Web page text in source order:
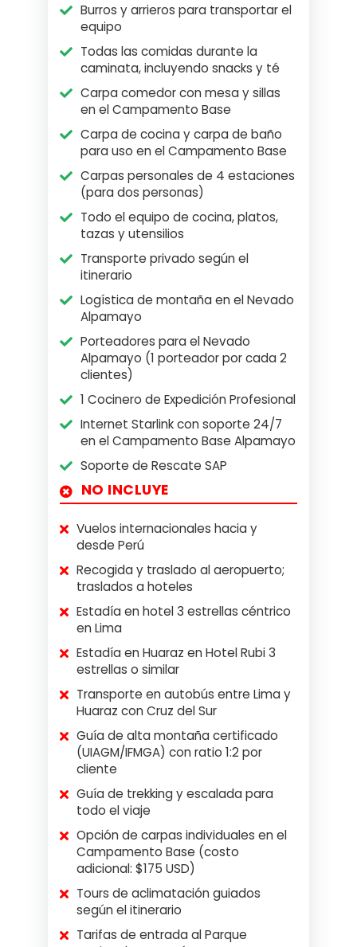
Burros y arrieros para transportar el
equipo
Todas las comidas durante la
caminata, incluyendo snacks y té
Carpa comedor con mesa y sillas
en el Campamento Base
Carpa de cocina y carpa de baño
para uso en el Campamento Base
Carpas personales de 4 estaciones
(para dos personas)
Todo el equipo de cocina, platos,
tazas y utensilios
Transporte privado según el
itinerario
Logística de montaña en el Nevado
Alpamayo
Porteadores para el Nevado
Alpamayo (1 porteador por cada 2
clientes)
1 Cocinero de Expedición Profesional
Internet Starlink con soporte 24/7
en el Campamento Base Alpamayo
Soporte de Rescate SAP
NO INCLUYE
Vuelos internacionales hacia y
desde Perú
Recogida y traslado al aeropuerto;
traslados a hoteles
Estadía en hotel 3 estrellas céntrico
en Lima
Estadía en Huaraz en Hotel Rubi 3
estrellas o similar
Transporte en autobús entre Lima y
Huaraz con Cruz del Sur
Guía de alta montaña certificado
(UIAGM/IFMGA) con ratio 1:2 por
cliente
Guía de trekking y escalada para
todo el viaje
Opción de carpas individuales en el
Campamento Base (costo
adicional: $175 USD)
Tours de aclimatación guiados
según el itinerario
Tarifas de entrada al Parque